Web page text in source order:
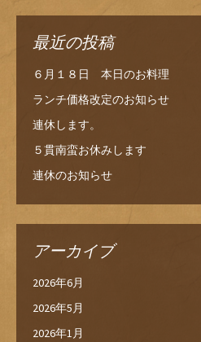
最近の投稿
６月１８日 本日のお料理
ランチ価格改定のお知らせ
連休します。
５貫南蛮お休みします
連休のお知らせ
アーカイブ
2026年6月
2026年5月
2026年1月